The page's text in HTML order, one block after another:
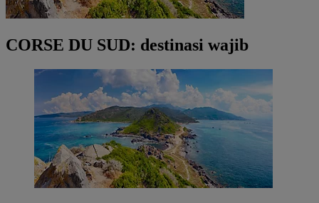
CORSE DU SUD: destinasi wajib